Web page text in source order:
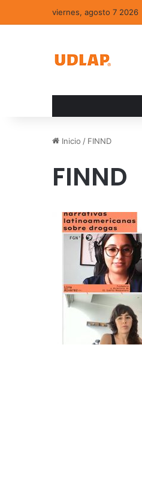
viernes, agosto 7 2026
Inicio / FINND
FINND